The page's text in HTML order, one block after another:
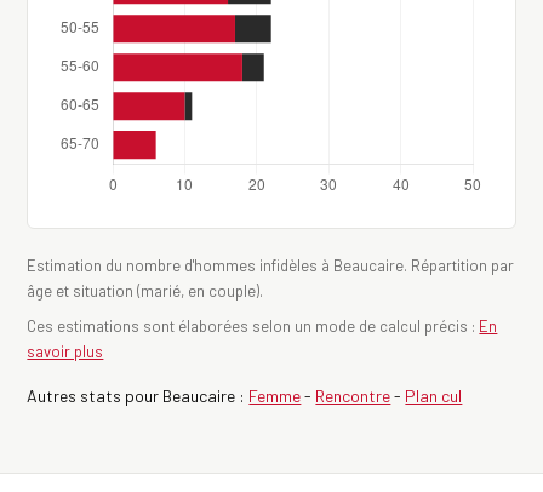
Estimation du nombre d'hommes infidèles à Beaucaire. Répartition par
âge et situation (marié, en couple).
Ces estimations sont élaborées selon un mode de calcul précis : En
savoir plus
Autres stats pour Beaucaire : Femme- Rencontre- Plan cul